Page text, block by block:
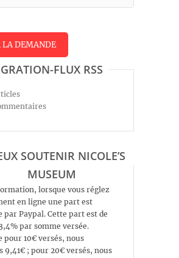
FLUX RSS
SOUTENIR NICOLE’S
MUSEUM
lorsque vous réglez
en ligne une part est
par Paypal. Cette part est de
par somme versée.
pour 10€ versés, nous
9,41€ ; pour 20€ versés, nous